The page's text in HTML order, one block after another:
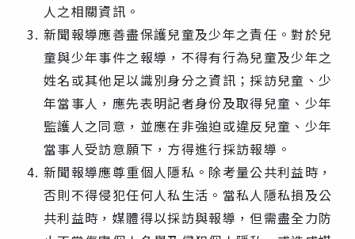
人之相關資訊。
新聞報導應善盡保護兒童及少年之責任。對於兒
童與少年事件之報導，不得有行為兒童及少年之
姓名或其他足以識別身分之資訊；採訪兒童、少
年當事人，應先表明記者身份及取得兒童、少年
監護人之同意，並應在非強迫或違反兒童、少年
當事人受訪意願下，方得進行採訪報導。
新聞報導應尊重個人隱私。除考量公共利益時，
否則不得侵犯任何人私生活。當私人隱私損及公
共利益時，媒體得以採訪與報導，但需盡全力防